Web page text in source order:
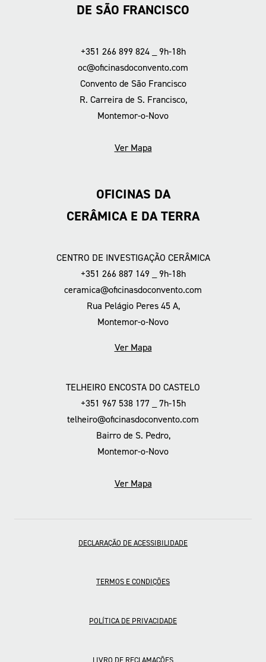
DE SÃO FRANCISCO
+351 266 899 824 _ 9h-18h
oc@oficinasdoconvento.com
Convento de São Francisco
R. Carreira de S. Francisco,
Montemor-o-Novo
Ver Mapa
OFICINAS DA
CERÂMICA E DA TERRA
CENTRO DE INVESTIGAÇÃO CERÂMICA
+351 266 887 149 _ 9h-18h
ceramica@oficinasdoconvento.com
Rua Pelágio Peres 45 A,
Montemor-o-Novo
Ver Mapa
TELHEIRO ENCOSTA DO CASTELO
+351 967 538 177 _ 7h-15h
telheiro@oficinasdoconvento.com
Bairro de S. Pedro,
Montemor-o-Novo
Ver Mapa
DECLARAÇÃO DE ACESSIBILIDADE
TERMOS E CONDIÇÕES
POLÍTICA DE PRIVACIDADE
LIVRO DE RECLAMAÇÕES